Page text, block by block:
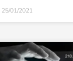
25/01/2021